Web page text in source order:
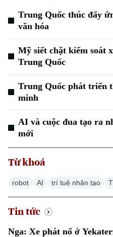
Xu hướng
Trung Quốc thúc đẩy
văn hóa
Mỹ siết chặt kiểm soát
Trung Quốc
Trung Quốc phát triển
minh
AI và cuộc đua tạo ra
mới
Từ khoá
robot AI trí tuệ nhân tạo
Tin tức
Nga: Xe phát nổ ở